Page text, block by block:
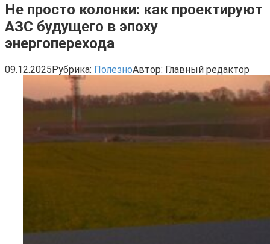
Не просто колонки: как проектируют
АЗС будущего в эпоху
энергоперехода
09.12.2025Рубрика: ПолезноАвтор: Главный редактор